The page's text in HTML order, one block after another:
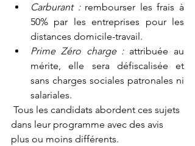
Carburant : rembourser les frais à
50% par les entreprises pour les
distances domicile-travail.
Prime Zéro charge : attribuée au
mérite, elle sera défiscalisée et
sans charges sociales patronales ni
salariales.
dans leur programme avec des avis
plus ou moins différents.